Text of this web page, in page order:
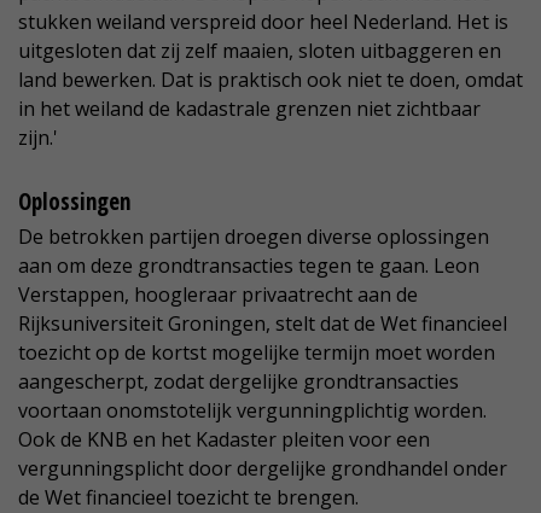
stukken weiland verspreid door heel Nederland. Het is
uitgesloten dat zij zelf maaien, sloten uitbaggeren en
land bewerken. Dat is praktisch ook niet te doen, omdat
in het weiland de kadastrale grenzen niet zichtbaar
zijn.'
Oplossingen
De betrokken partijen droegen diverse oplossingen
aan om deze grondtransacties tegen te gaan. Leon
Verstappen, hoogleraar privaatrecht aan de
Rijksuniversiteit Groningen, stelt dat de Wet financieel
toezicht op de kortst mogelijke termijn moet worden
aangescherpt, zodat dergelijke grondtransacties
voortaan onomstotelijk vergunningplichtig worden.
Ook de KNB en het Kadaster pleiten voor een
vergunningsplicht door dergelijke grondhandel onder
de Wet financieel toezicht te brengen.